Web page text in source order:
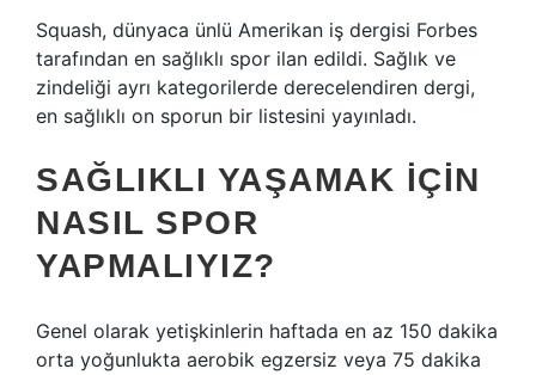
Squash, dünyaca ünlü Amerikan iş dergisi Forbes
tarafından en sağlıklı spor ilan edildi. Sağlık ve
zindeliği ayrı kategorilerde derecelendiren dergi,
en sağlıklı on sporun bir listesini yayınladı.
SAĞLIKLI YAŞAMAK IÇIN
NASIL SPOR
YAPMALIYIZ?
Genel olarak yetişkinlerin haftada en az 150 dakika
orta yoğunlukta aerobik egzersiz veya 75 dakika